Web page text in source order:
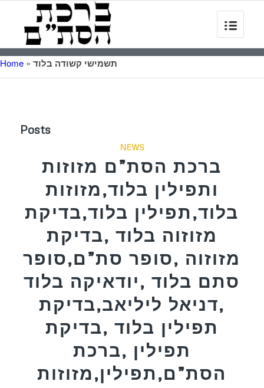
Home » תשמישי קשודה בלוד
Posts
NEWS
ברכת הסת”ם מזוזות
ותפילין בלוד,מזוזות
בלוד,תפילין בלוד,בדיקת
מזוזוה בלוד ,בדיקת
מזוזוה ,סופר סת”ם,סופר
סתם בלוד ,יודאיקה בלוד
,דניאל ליליאב,בדיקת
תפילין בלוד ,בדיקת
תפילין ,ברכת
הסת”ם,תפילין,מזוזות